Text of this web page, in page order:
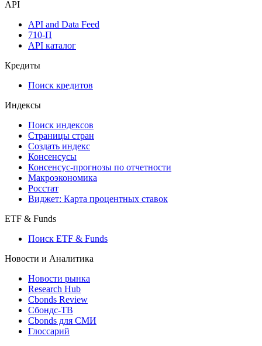
Мобильное приложение Cbonds
API
API and Data Feed
API каталог
Кредиты
Поиск кредитов
Индексы
Поиск индексов
Страницы стран
Создать индекс
Консенсусы
Консенсус-прогнозы по отчетности
Макроэкономика
Виджет: Карта процентных ставок
ETF & Funds
Поиск ETF & Funds
Новости и Аналитика
Новости рынка
Research Hub
Cbonds Review